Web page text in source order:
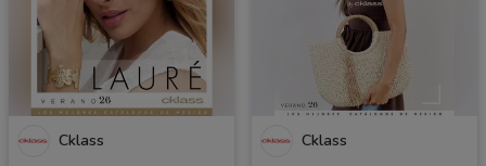
Cklass Cklass